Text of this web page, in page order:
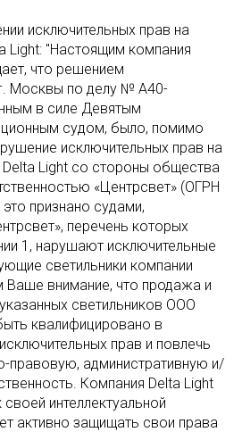
исключительных прав на
Light: "Настоящим компания
что решением
Москвы по делу № А40-
в силе Девятым
судом, было, помимо
исключительных прав на
Delta Light со стороны общества
«Центрсвет» (ОГРН
признано судами,
перечень которых
1, нарушают исключительные
светильники компании
внимание, что продажа и
светильников ООО
квалифицировано в
прав и повлечь
правовую, административную и/
Компания Delta Light
интеллектуальной
активно защищать свои права